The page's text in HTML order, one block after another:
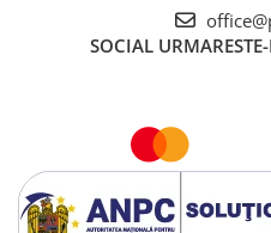
SOCIAL